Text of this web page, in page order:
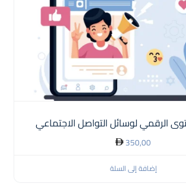
الرقمي لوسائل التواصل الاجتماعي
350,00
إضافة إلى السلة